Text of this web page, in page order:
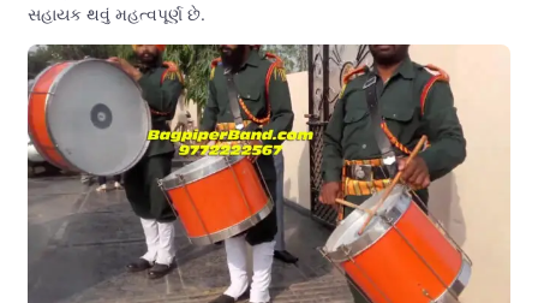
સહાયક થવું મહત્વપૂર્ણ છે.